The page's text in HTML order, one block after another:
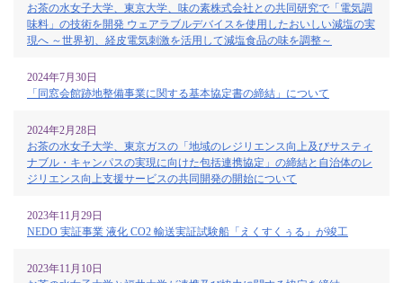
お茶の水女子大学、東京大学、味の素株式会社との共同研究で「電気調
味料」の技術を開発 ウェアラブルデバイスを使用したおいしい減塩の実
現へ ～世界初、経皮電気刺激を活用して減塩食品の味を調整～
2024年7月30日
「同窓会館跡地整備事業に関する基本協定書の締結」について
2024年2月28日
お茶の水女子大学、東京ガスの「地域のレジリエンス向上及びサスティ
ナブル・キャンパスの実現に向けた包括連携協定」の締結と自治体のレ
ジリエンス向上支援サービスの共同開発の開始について
2023年11月29日
NEDO 実証事業 液化 CO2 輸送実証試験船「えくすくぅる」が竣工
2023年11月10日